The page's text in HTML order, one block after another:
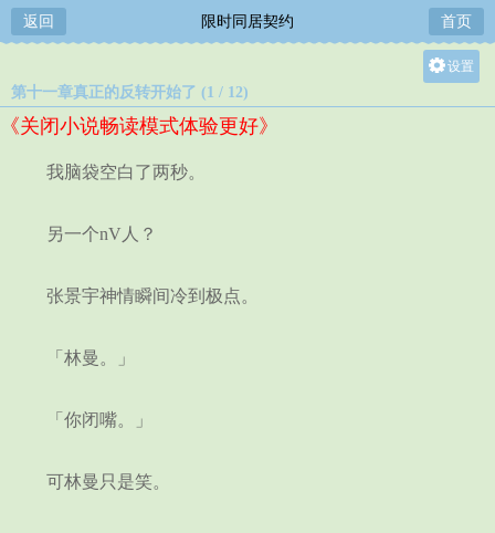
返回 限时同居契约 首页
设置
第十一章真正的反转开始了 (1 / 12)
《关闭小说畅读模式体验更好》
我脑袋空白了两秒。
另一个nV人？
张景宇神情瞬间冷到极点。
「林曼。」
「你闭嘴。」
可林曼只是笑。